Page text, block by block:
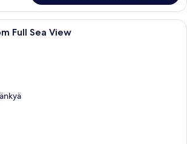
Standard Twin Room Full Sea View
Full Sea View